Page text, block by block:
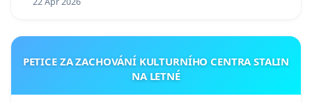
PETICE ZA ZACHOVÁNÍ KULTURNÍHO CENTRA STALIN
NA LETNÉ